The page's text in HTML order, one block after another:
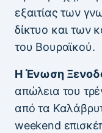
εξαιτίας των
δίκτυο και των
του Βουραϊκού.
Η Ένωση
απώλεια του
από τα
weekend